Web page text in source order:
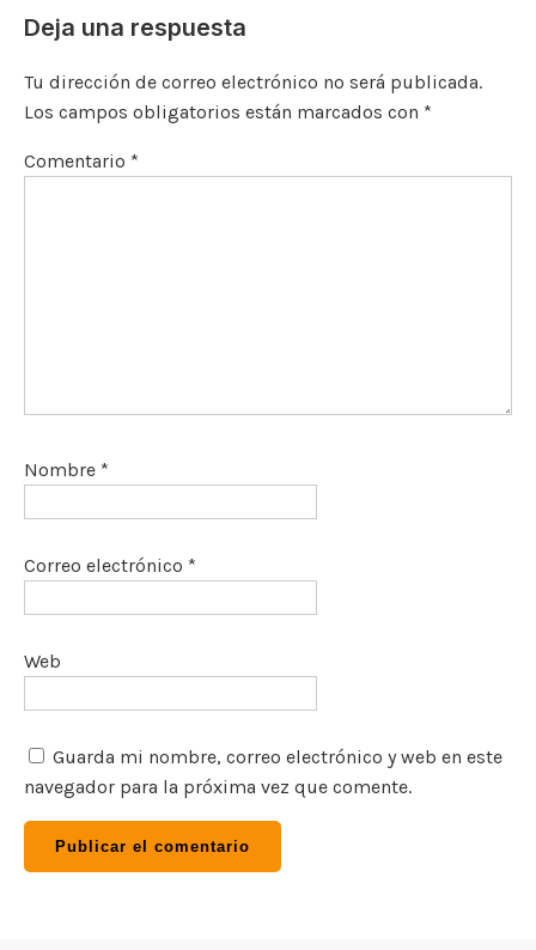
k
Deja una respuesta
Tu dirección de correo electrónico no será publicada.
Los campos obligatorios están marcados con *
Comentario *
Nombre *
Correo electrónico *
Web
Guarda mi nombre, correo electrónico y web en este
navegador para la próxima vez que comente.